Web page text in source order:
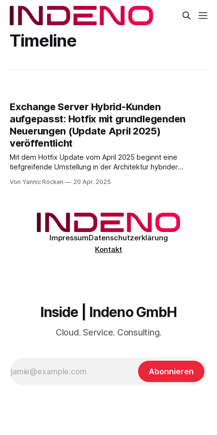
Timeline
Exchange Server Hybrid-Kunden
aufgepasst: Hotfix mit grundlegenden
Neuerungen (Update April 2025)
veröffentlicht
Mit dem Hotfix Update vom April 2025 beginnt eine
tiefgreifende Umstellung in der Architektur hybrider
Sicherheitsupdates handelt es sich hierbei um ein
essenziell. Im Rahmen der Secure
Von Yannic Röcken 20 Apr. 2025
ImpressumDatenschutzerklärung
Kontakt
Inside | Indeno GmbH
Cloud. Service. Consulting.
Abonnieren